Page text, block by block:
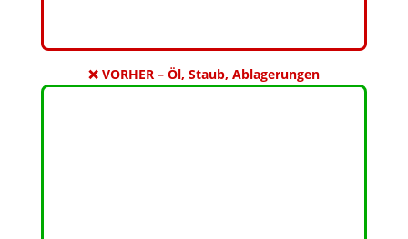
❌ VORHER – Öl, Staub, Ablagerungen